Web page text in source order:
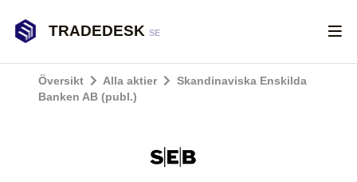
TRADEDESK SE
Översikt Alla aktier
Skandinaviska Enskilda
Banken AB (publ.)